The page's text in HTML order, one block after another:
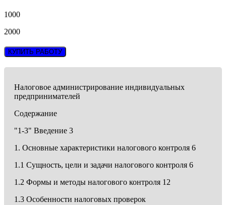
1000
2000
КУПИТЬ РАБОТУ
Налоговое администрирование индивидуальных
предпринимателей
Содержание
"1-3" Введение 3
1. Основные характеристики налогового контроля 6
1.1 Сущность, цели и задачи налогового контроля 6
1.2 Формы и методы налогового контроля 12
1.3 Особенности налоговых проверок